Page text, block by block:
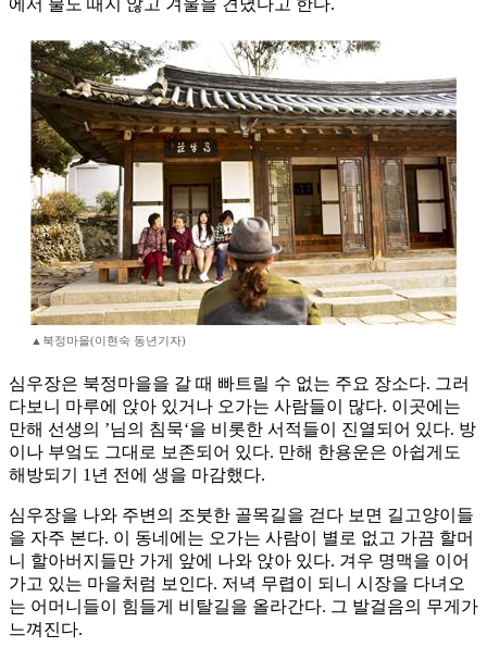
에서 불도 때지 않고 겨울을 견뎠다고 한다.
▲북정마을(이현숙 동년기자)
심우장은 북정마을을 갈 때 빠트릴 수 없는 주요 장소다. 그러
다보니 마루에 앉아 있거나 오가는 사람들이 많다. 이곳에는
만해 선생의 ’님의 침묵‘을 비롯한 서적들이 진열되어 있다. 방
이나 부엌도 그대로 보존되어 있다. 만해 한용운은 아쉽게도
해방되기 1년 전에 생을 마감했다.
심우장을 나와 주변의 조붓한 골목길을 걷다 보면 길고양이들
을 자주 본다. 이 동네에는 오가는 사람이 별로 없고 가끔 할머
니 할아버지들만 가게 앞에 나와 앉아 있다. 겨우 명맥을 이어
가고 있는 마을처럼 보인다. 저녁 무렵이 되니 시장을 다녀오
는 어머니들이 힘들게 비탈길을 올라간다. 그 발걸음의 무게가
느껴진다.